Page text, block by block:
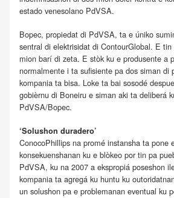
estado venesolano PdVSA.
Bopec, propiedat di PdVSA, ta e úniko
sentral di elektrisidat di ContourGlobal. E
mion barí di zeta. E stòk ku e produsente a
normalmente i ta sufisiente pa dos siman di
kompania ta bisa. Loke ta bai sosodé
gobièrnu di Boneiru e siman aki ta deliberá
PdVSA/Bopec.
‘Solushon duradero’
ConocoPhillips na promé instansha ta pone
konsekuenshanan ku e blòkeo por tin pa
PdVSA, ku na 2007 a ekspropiá poseshon
kompania ta agregá ku huntu ku
un solushon pa e problemanan eventual ku